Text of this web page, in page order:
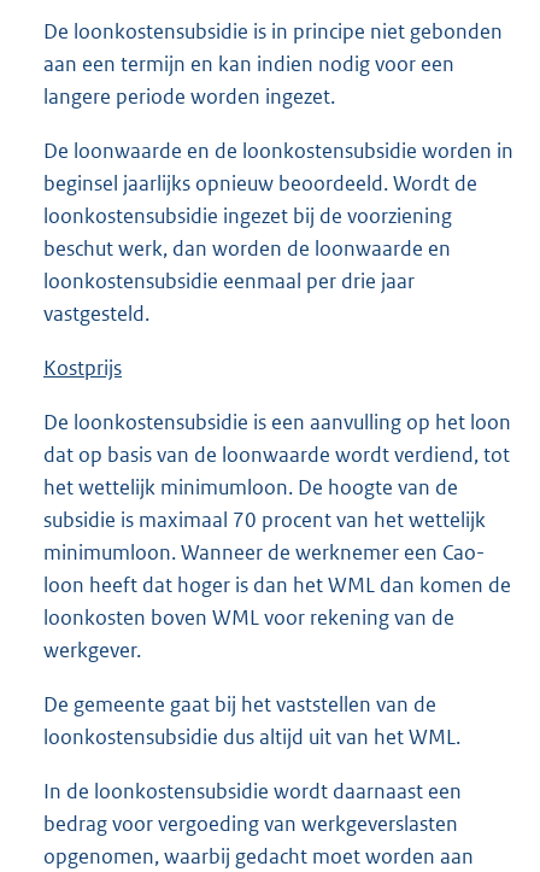
De loonkostensubsidie is in principe niet gebonden
aan een termijn en kan indien nodig voor een
langere periode worden ingezet.
De loonwaarde en de loonkostensubsidie worden in
beginsel jaarlijks opnieuw beoordeeld. Wordt de
loonkostensubsidie ingezet bij de voorziening
beschut werk, dan worden de loonwaarde en
loonkostensubsidie eenmaal per drie jaar
vastgesteld.
Kostprijs
De loonkostensubsidie is een aanvulling op het loon
dat op basis van de loonwaarde wordt verdiend, tot
het wettelijk minimumloon. De hoogte van de
subsidie is maximaal 70 procent van het wettelijk
minimumloon. Wanneer de werknemer een Cao-
loon heeft dat hoger is dan het WML dan komen de
loonkosten boven WML voor rekening van de
werkgever.
De gemeente gaat bij het vaststellen van de
loonkostensubsidie dus altijd uit van het WML.
In de loonkostensubsidie wordt daarnaast een
bedrag voor vergoeding van werkgeverslasten
opgenomen, waarbij gedacht moet worden aan